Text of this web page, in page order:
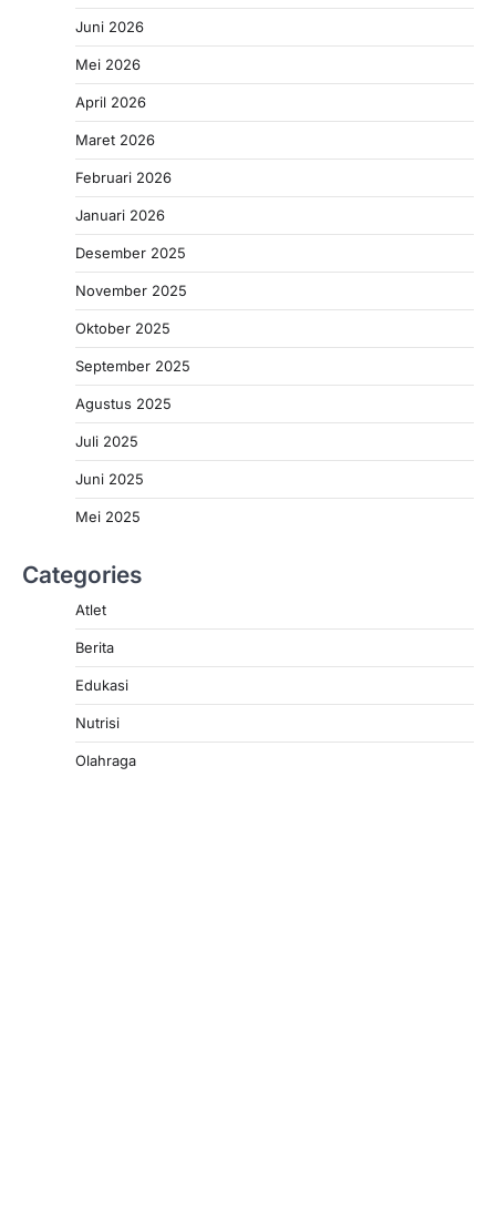
Juni 2026
Mei 2026
April 2026
Maret 2026
Februari 2026
Januari 2026
Desember 2025
November 2025
Oktober 2025
September 2025
Agustus 2025
Juli 2025
Juni 2025
Mei 2025
Categories
Atlet
Berita
Edukasi
Nutrisi
Olahraga